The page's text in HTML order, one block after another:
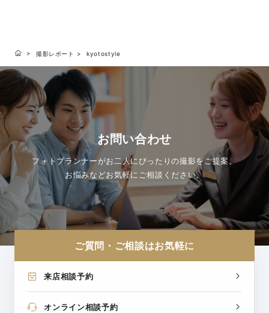
撮影レポート kyotostyle
お問い合わせ
フォトプランナーがお二人にぴったりの撮影をご提案。
お悩みなどお気軽にご相談ください。
ご質問・ご相談はお気軽に
来店相談予約
オンライン相談予約